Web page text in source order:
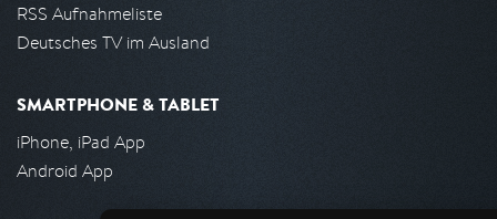
RSS Aufnahmeliste
Deutsches TV im Ausland
SMARTPHONE & TABLET
iPhone, iPad App
Android App